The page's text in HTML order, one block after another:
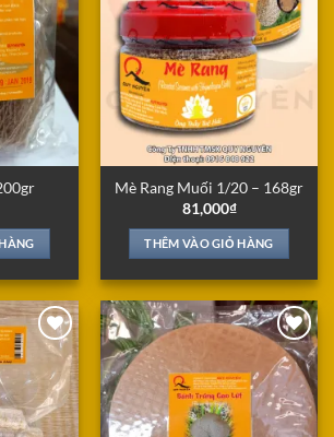
Mè Rang Muối 1/20 – 168gr
81,000₫
THÊM VÀO GIỎ HÀNG
Add to
Wishlist
Add to
Wishlist